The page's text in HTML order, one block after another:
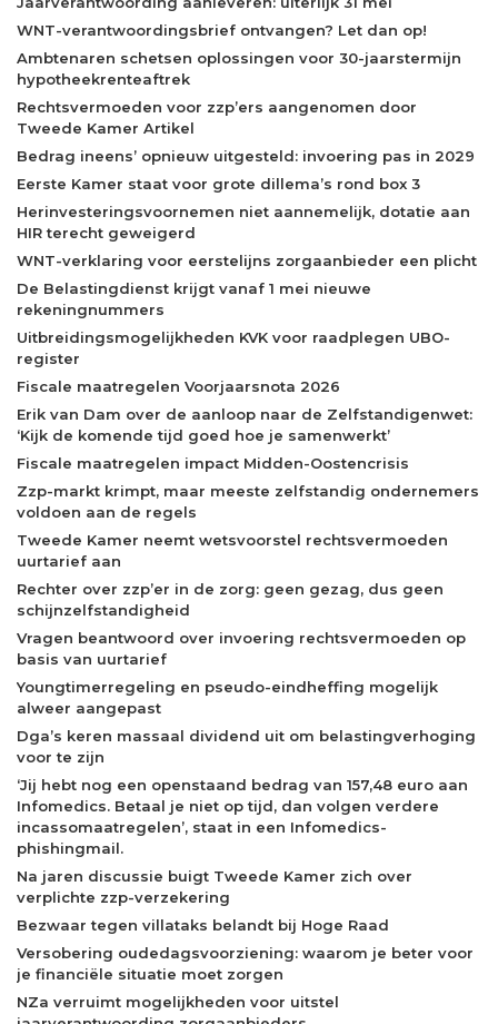
WNT-verantwoordingsbrief ontvangen? Let dan op!
Ambtenaren schetsen oplossingen voor 30-jaarstermijn
hypotheekrenteaftrek
Rechtsvermoeden voor zzp’ers aangenomen door
Tweede Kamer Artikel
Bedrag ineens’ opnieuw uitgesteld: invoering pas in 2029
Eerste Kamer staat voor grote dillema’s rond box 3
Herinvesteringsvoornemen niet aannemelijk, dotatie aan
HIR terecht geweigerd
WNT-verklaring voor eerstelijns zorgaanbieder een plicht
De Belastingdienst krijgt vanaf 1 mei nieuwe
rekeningnummers
Uitbreidingsmogelijkheden KVK voor raadplegen UBO-
register
Fiscale maatregelen Voorjaarsnota 2026
Erik van Dam over de aanloop naar de Zelfstandigenwet:
‘Kijk de komende tijd goed hoe je samenwerkt’
Fiscale maatregelen impact Midden-Oostencrisis
Zzp-markt krimpt, maar meeste zelfstandig ondernemers
voldoen aan de regels
Tweede Kamer neemt wetsvoorstel rechtsvermoeden
uurtarief aan
Rechter over zzp’er in de zorg: geen gezag, dus geen
schijnzelfstandigheid
Vragen beantwoord over invoering rechtsvermoeden op
basis van uurtarief
Youngtimerregeling en pseudo-eindheffing mogelijk
alweer aangepast
Dga’s keren massaal dividend uit om belastingverhoging
voor te zijn
‘Jij hebt nog een openstaand bedrag van 157,48 euro aan
Infomedics. Betaal je niet op tijd, dan volgen verdere
incassomaatregelen’, staat in een Infomedics-
phishingmail.
Na jaren discussie buigt Tweede Kamer zich over
verplichte zzp-verzekering
Bezwaar tegen villataks belandt bij Hoge Raad
Versobering oudedagsvoorziening: waarom je beter voor
je financiële situatie moet zorgen
NZa verruimt mogelijkheden voor uitstel